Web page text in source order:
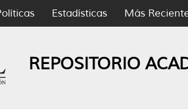
Estadísticas Más
REPOSITORIO